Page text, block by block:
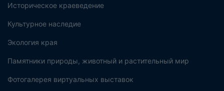
Историческое краеведение
Культурное наследие
Экология края
Памятники природы, животный и растительный мир
Фотогалерея виртуальных выставок